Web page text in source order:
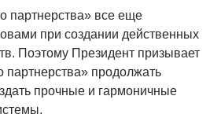
партнерства» все еще
при создании действенных
Поэтому Президент призывает
партнерства» продолжать
прочные и гармоничные